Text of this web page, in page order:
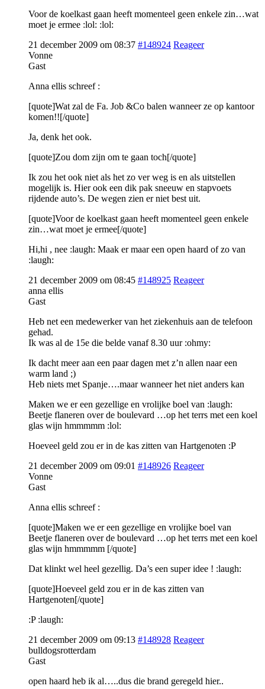
Voor de koelkast gaan heeft momenteel geen enkele zin…wat
moet je ermee :lol: :lol:
21 december 2009 om 08:37 #148924 Reageer
Vonne
Gast
Anna ellis schreef :
[quote]Wat zal de Fa. Job &Co balen wanneer ze op kantoor
komen!![/quote]
Ja, denk het ook.
[quote]Zou dom zijn om te gaan toch[/quote]
Ik zou het ook niet als het zo ver weg is en als uitstellen
mogelijk is. Hier ook een dik pak sneeuw en stapvoets
rijdende auto’s. De wegen zien er niet best uit.
[quote]Voor de koelkast gaan heeft momenteel geen enkele
zin…wat moet je ermee[/quote]
Hi,hi , nee :laugh: Maak er maar een open haard of zo van
:laugh:
21 december 2009 om 08:45 #148925 Reageer
anna ellis
Gast
Heb net een medewerker van het ziekenhuis aan de telefoon
gehad.
Ik was al de 15e die belde vanaf 8.30 uur :ohmy:
Ik dacht meer aan een paar dagen met z’n allen naar een
warm land ;)
Heb niets met Spanje….maar wanneer het niet anders kan
Maken we er een gezellige en vrolijke boel van :laugh:
Beetje flaneren over de boulevard …op het terrs met een koel
glas wijn hmmmmm :lol:
Hoeveel geld zou er in de kas zitten van Hartgenoten :P
21 december 2009 om 09:01 #148926 Reageer
Vonne
Gast
Anna ellis schreef :
[quote]Maken we er een gezellige en vrolijke boel van
Beetje flaneren over de boulevard …op het terrs met een koel
glas wijn hmmmmm [/quote]
Dat klinkt wel heel gezellig. Da’s een super idee ! :laugh:
[quote]Hoeveel geld zou er in de kas zitten van
Hartgenoten[/quote]
:P :laugh:
21 december 2009 om 09:13 #148928 Reageer
bulldogsrotterdam
Gast
open haard heb ik al…..dus die brand geregeld hier..